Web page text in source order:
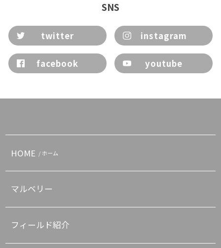
SNS
twitter instagram
facebook youtube
HOME / ホーム
マルベリー
フィールド紹介